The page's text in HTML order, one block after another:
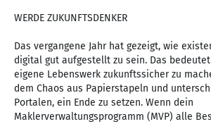
WERDE ZUKUNFTSDENKER
Das vergangene Jahr hat gezeigt, wie
digital gut aufgestellt zu sein. Das
eigene Lebenswerk zukunftssicher zu
dem Chaos aus Papierstapeln und
Portalen, ein Ende zu setzen. Wenn dein
Maklerverwaltungsprogramm (MVP) alle